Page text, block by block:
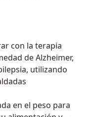
con la terapia
de Alzheimer,
utilizando
en el peso para